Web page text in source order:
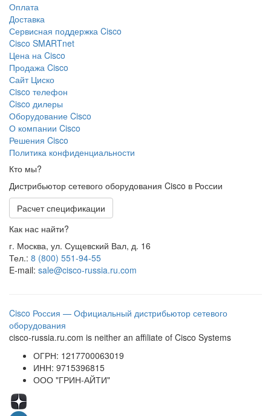
Оплата
Доставка
Сервисная поддержка Cisco
Cisco SMARTnet
Цена на Cisco
Продажа Cisco
Сайт Циско
Сisco телефон
Cisco дилеры
Оборудование Cisco
О компании Cisco
Решения Cisco
Политика конфиденциальности
Кто мы?
Дистрибьютор сетевого оборудования Cisco в России
Расчет спецификации
Как нас найти?
г. Москва, ул. Сущевский Вал, д. 16
Тел.: 8 (800) 551-94-55
E-mail: sale@cisco-russia.ru.com
Cisco Россия — Официальный дистрибьютор сетевого
оборудования
cisco-russia.ru.com is neither an affiliate of Cisco Systems
ОГРН: 1217700063019
ИНН: 9715396815
ООО "ГРИН-АЙТИ"